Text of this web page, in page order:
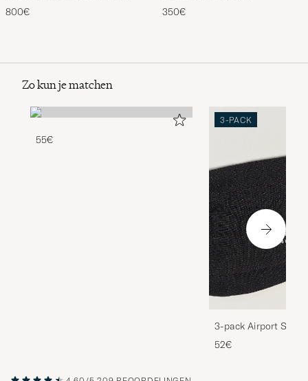
Storm
800€
350€
Zo kun je matchen
55€
3-PACK
3-pack Airport
Melange
52€